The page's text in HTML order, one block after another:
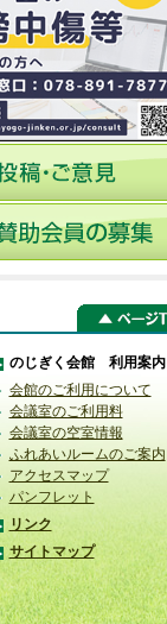
のじぎく会館 利用案内
会館のご利用について
会議室のご利用料
会議室の空室情報
ふれあいルームのご案内
アクセスマップ
パンフレット
リンク
サイトマップ